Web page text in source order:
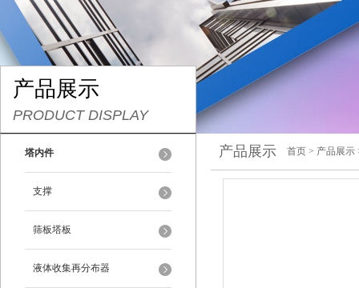
产品展示
PRODUCT DISPLAY
塔内件
支撑
筛板塔板
液体收集再分布器
产品展示 首页 > 产品展示